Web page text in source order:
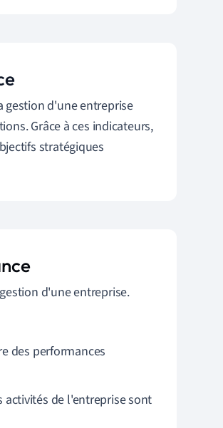
d'une entreprise
Grâce à ces indicateurs,
stratégiques
d'une entreprise.
des performances
de l'entreprise sont